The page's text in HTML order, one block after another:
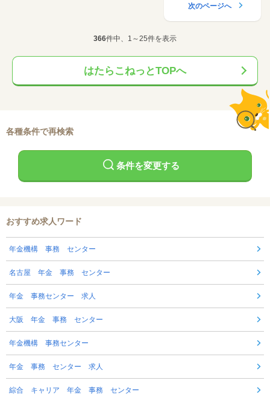
次のページへ
366件中、1～25件を表示
はたらこねっとTOPへ
各種条件で再検索
条件を変更する
おすすめ求人ワード
年金機構 事務 センター
名古屋 年金 事務 センター
年金 事務センター 求人
大阪 年金 事務 センター
年金機構 事務センター
年金 事務 センター 求人
綜合 キャリア 年金 事務 センター